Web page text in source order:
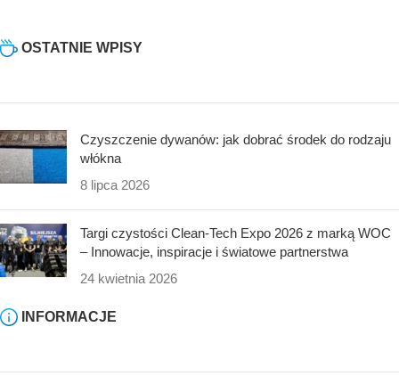
OSTATNIE WPISY
Czyszczenie dywanów: jak dobrać środek do rodzaju
włókna
8 lipca 2026
Targi czystości Clean-Tech Expo 2026 z marką WOC
– Innowacje, inspiracje i światowe partnerstwa
24 kwietnia 2026
INFORMACJE